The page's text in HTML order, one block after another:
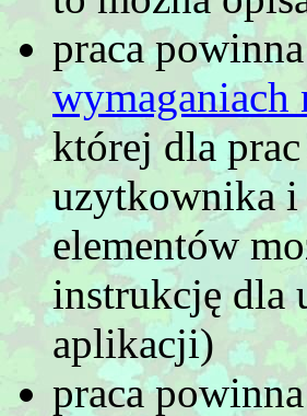
praca
wymaganiach
której dla
uzytkownika i
elementów
instrukcję dla
aplikacji)
praca